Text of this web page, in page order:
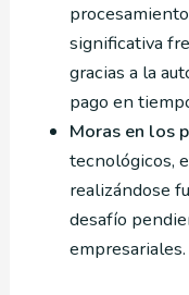
significativa
gracias a la
pago en
Moras en los
tecnológicos,
realizándose
desafío
empresariales.